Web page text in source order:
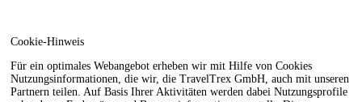
Cookie-Hinweis
Für ein optimales Webangebot erheben wir mit Hilfe von Cookies
Nutzungsinformationen, die wir, die TravelTrex GmbH, auch mit unseren
Partnern teilen. Auf Basis Ihrer Aktivitäten werden dabei Nutzungsprofile